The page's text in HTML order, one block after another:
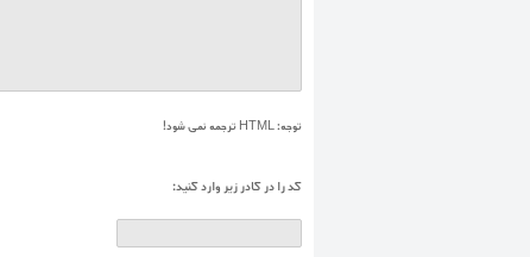
توجه:
کد را در کادر زير وارد کنيد: